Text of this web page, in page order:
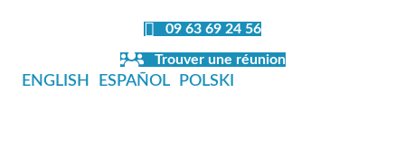
09 63 69 24 56
Trouver une réunion
ENGLISH ESPAÑOL POLSKI